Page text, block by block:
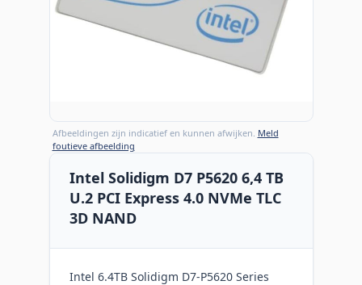
Afbeeldingen zijn indicatief en kunnen afwijken. Meld
foutieve afbeelding
Intel Solidigm D7 P5620 6,4 TB
U.2 PCI Express 4.0 NVMe TLC
3D NAND
Intel 6.4TB Solidigm D7-P5620 Series